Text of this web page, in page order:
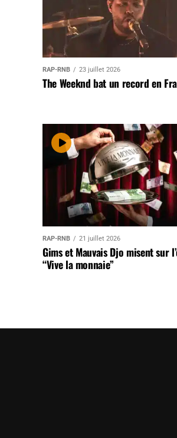
RAP-RNB 23 juillet 2026
The Weeknd bat un record en
RAP-RNB 21 juillet 2026
Gims et Mauvais Djo misent sur
“Vive la monnaie”